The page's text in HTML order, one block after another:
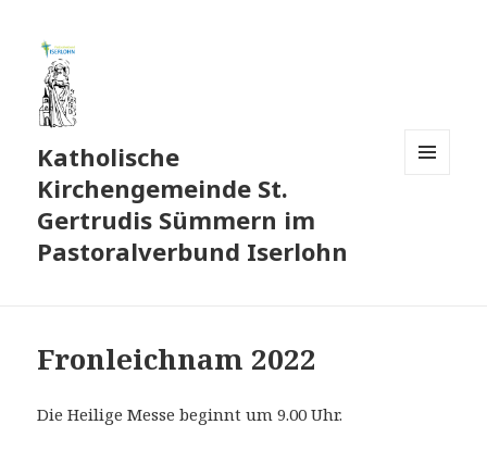
Katholische
Kirchengemeinde St.
Gertrudis Sümmern im
Pastoralverbund Iserlohn
Fronleichnam 2022
Die Heilige Messe beginnt um 9.00 Uhr.